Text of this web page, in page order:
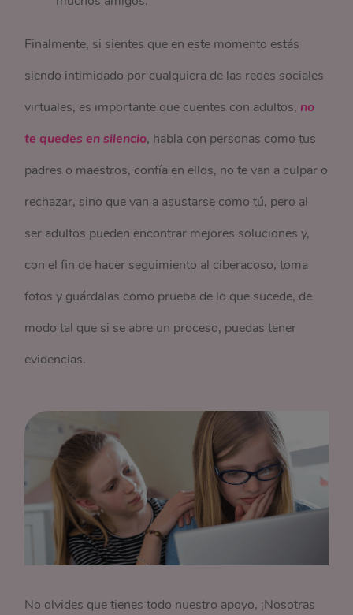
Finalmente, si sientes que en este momento estás
siendo intimidado por cualquiera de las redes sociales
virtuales, es importante que cuentes con adultos, no
te quedes en silencio, habla con personas como tus
padres o maestros, confía en ellos, no te van a culpar o
rechazar, sino que van a asustarse como tú, pero al
ser adultos pueden encontrar mejores soluciones y,
con el fin de hacer seguimiento al ciberacoso, toma
fotos y guárdalas como prueba de lo que sucede, de
modo tal que si se abre un proceso, puedas tener
evidencias.
No olvides que tienes todo nuestro apoyo, ¡Nosotras